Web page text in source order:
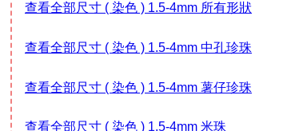
查看全部尺寸 ( 染色 ) 1.5-4mm 所有形狀
查看全部尺寸 ( 染色 ) 1.5-4mm 中孔珍珠
查看全部尺寸 ( 染色 ) 1.5-4mm 薯仔珍珠
查看全部尺寸 ( 染色 ) 1.5-4mm 米珠